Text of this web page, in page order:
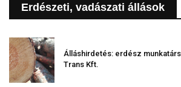
Erdészeti, vadászati állások
Álláshirdetés: erdész
Trans Kft.